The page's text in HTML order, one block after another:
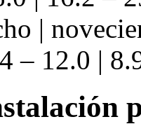
|
– 12.0 |